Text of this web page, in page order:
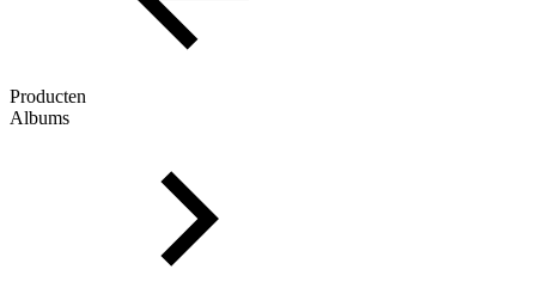
Producten
Albums